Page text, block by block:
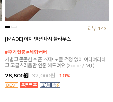
리뷰:143
[MADE] 이지 텐션 나시 블라우스
#후기인증 #체형커버
가볍고 쫀쫀한 쉬폰 소재! 노출 걱정 없이 여리여리하
고 고급스러움만 연출 해드려요 (2color / M,L)
28,800원 32,000원 10%